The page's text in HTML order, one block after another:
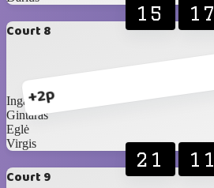
Court 8
+2p
15 17
Inga J
Gintaras
Eglė
Virgis
Court 9
21 11